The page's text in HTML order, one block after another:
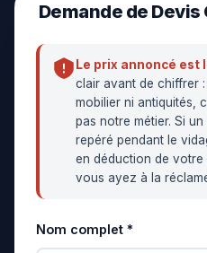
Demande de
Le prix annoncé est
clair avant de chiffrer
mobilier ni antiquités,
pas notre métier. Si
repéré pendant le
en déduction de
vous ayez à la
Nom complet *